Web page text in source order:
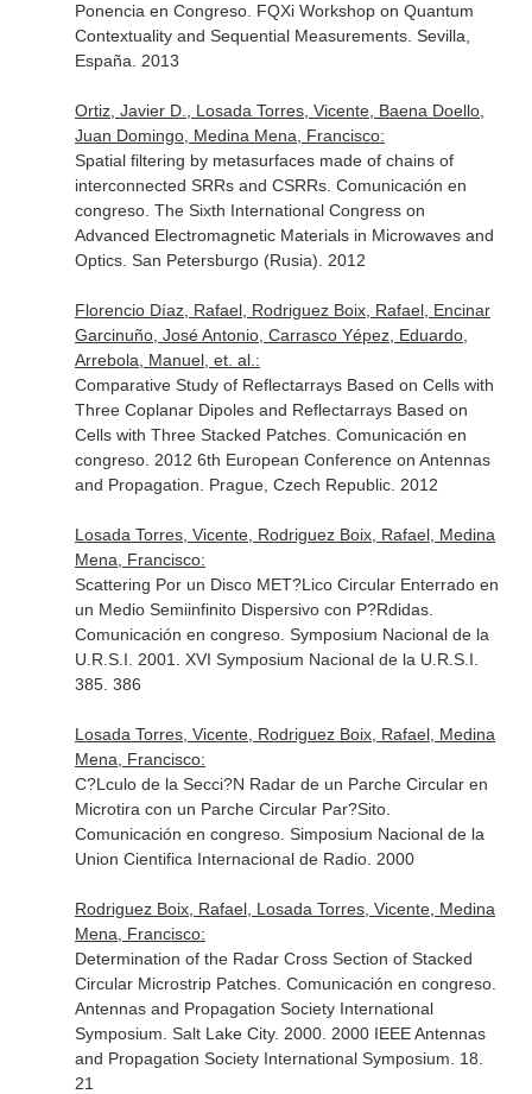
Ponencia en Congreso. FQXi Workshop on Quantum
Contextuality and Sequential Measurements. Sevilla,
España. 2013
Ortiz, Javier D., Losada Torres, Vicente, Baena Doello,
Juan Domingo, Medina Mena, Francisco:
Spatial filtering by metasurfaces made of chains of
interconnected SRRs and CSRRs. Comunicación en
congreso. The Sixth International Congress on
Advanced Electromagnetic Materials in Microwaves and
Optics. San Petersburgo (Rusia). 2012
Florencio Díaz, Rafael, Rodriguez Boix, Rafael, Encinar
Garcinuño, José Antonio, Carrasco Yépez, Eduardo,
Arrebola, Manuel, et. al.:
Comparative Study of Reflectarrays Based on Cells with
Three Coplanar Dipoles and Reflectarrays Based on
Cells with Three Stacked Patches. Comunicación en
congreso. 2012 6th European Conference on Antennas
and Propagation. Prague, Czech Republic. 2012
Losada Torres, Vicente, Rodriguez Boix, Rafael, Medina
Mena, Francisco:
Scattering Por un Disco MET?Lico Circular Enterrado en
un Medio Semiinfinito Dispersivo con P?Rdidas.
Comunicación en congreso. Symposium Nacional de la
U.R.S.I. 2001. XVI Symposium Nacional de la U.R.S.I.
385. 386
Losada Torres, Vicente, Rodriguez Boix, Rafael, Medina
Mena, Francisco:
C?Lculo de la Secci?N Radar de un Parche Circular en
Microtira con un Parche Circular Par?Sito.
Comunicación en congreso. Simposium Nacional de la
Union Cientifica Internacional de Radio. 2000
Rodriguez Boix, Rafael, Losada Torres, Vicente, Medina
Mena, Francisco:
Determination of the Radar Cross Section of Stacked
Circular Microstrip Patches. Comunicación en congreso.
Antennas and Propagation Society International
Symposium. Salt Lake City. 2000. 2000 IEEE Antennas
and Propagation Society International Symposium. 18.
21